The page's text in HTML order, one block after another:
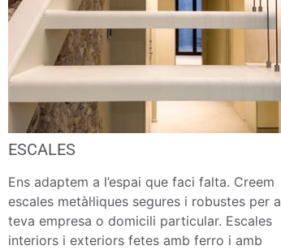
ESCALES
Ens adaptem a l’espai que faci falta. Creem
escales metàl·liques segures i robustes per
teva empresa o domicili particular. Escales
interiors i exteriors fetes amb ferro i amb